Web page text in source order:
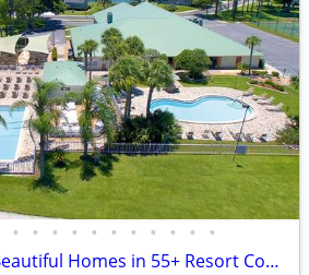
• • • • • • • • • • •
New Construction-Beautiful Homes in 55+ Resort Community in Florida